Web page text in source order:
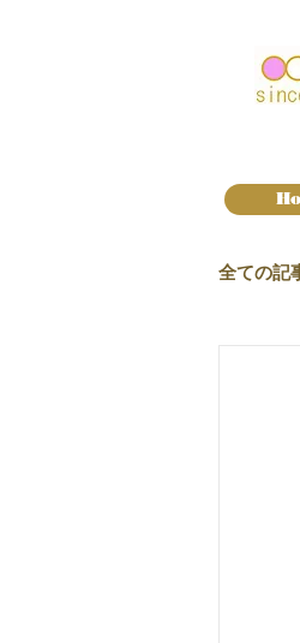
全ての記